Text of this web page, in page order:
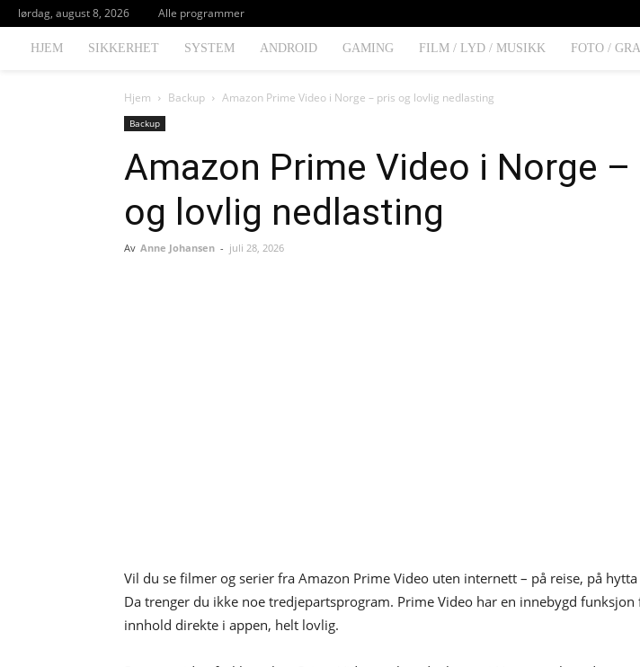
lørdag, august 8, 2026 Alle programmer
HJEM SIKKERHET SYSTEM ANDROID GAMING FILM / LYD / MUSIKK FOTO /
Hjem Backup Amazon Prime Video i Norge – pris og lovlig nedlasting
Backup
Amazon Prime Video i Norge –
og lovlig nedlasting
Av Anne Johansen - juli 28, 2026
Vil du se filmer og serier fra Amazon Prime Video uten internett – på reise, på hytta
Da trenger du ikke noe tredjepartsprogram. Prime Video har en innebygd funksjon
innhold direkte i appen, helt lovlig.